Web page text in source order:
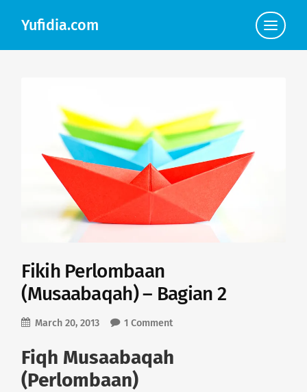
Yufidia.com
Click
to
view
Fikih Perlombaan
(Musaabaqah) – Bagian 2
March 20, 2013 1 Comment
Fiqh Musaabaqah
(Perlombaan)